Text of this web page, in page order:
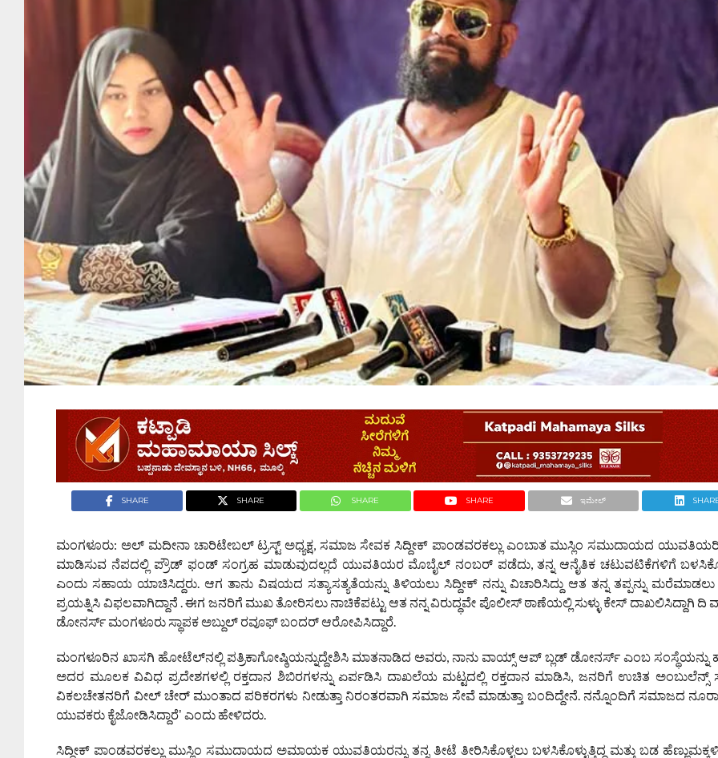
SHARE SHARE SHARE SHARE ಇಮೇಲ್
ಮಂಗಳೂರು: ಅಲ್‌ ಮದೀನಾ ಚಾರಿಟೇಬಲ್ ಟ್ರಸ್ಟ್ ಅಧ್ಯಕ್ಷ, ಸಮಾಜ ಸೇವಕ ಸಿದ್ದೀಕ್ ಪಾಂಡವರಕಲ್ಲು ಎಂಬಾತ ಮುಸ್ಲಿಂ ಸಮುದಾಯದ
ಮಾಡಿಸುವ ನೆಪದಲ್ಲಿ ಪ್ರೌಡ್ ಫಂಡ್‌ ಸಂಗ್ರಹ ಮಾಡುವುದಲ್ಲದೆ ಯುವತಿಯರ ಮೊಬೈಲ್ ನಂಬರ್ ಪಡೆದು, ತನ್ನ ಆನೈತಿಕ ಚಟುವಟಿಕೆಗಳಿಗೆ
ಎಂದು ಸಹಾಯ ಯಾಚಿಸಿದ್ದರು. ಆಗ ತಾನು ವಿಷಯದ ಸತ್ಯಾಸತ್ಯತೆಯನ್ನು ತಿಳಿಯಲು ಸಿದ್ದೀಕ್ ನನ್ನು ವಿಚಾರಿಸಿದ್ದು ಆತ ತನ್ನ ತಪ್ಪನ್ನು ಮರೆಮಾಡಲು
ಪ್ರಯತ್ನಿಸಿ ವಿಫಲವಾಗಿದ್ದಾನೆ . ಈಗ ಜನರಿಗೆ ಮುಖ ತೋರಿಸಲು ನಾಚಿಕೆಪಟ್ಟು ಆತ ನನ್ನ ವಿರುದ್ಧವೇ ಪೊಲೀಸ್‌ ಠಾಣೆಯಲ್ಲಿ ಸುಳ್ಳು ಕೇಸ್ ದಾಖಲಿಸಿದ್ದಾಗಿ ದಿ
ಡೋನರ್ಸ್ ಮಂಗಳೂರು ಸ್ಥಾಪಕ ಅಬ್ದುಲ್ ರವೂಫ್ ಬಂದರ್‌ ಆರೋಪಿಸಿದ್ದಾರೆ.
ಮಂಗಳೂರಿನ ಖಾಸಗಿ ಹೋಟೆಲ್‌ನಲ್ಲಿ ಪತ್ರಿಕಾಗೋಷ್ಠಿಯನ್ನುದ್ದೇಶಿಸಿ ಮಾತನಾಡಿದ ಅವರು, ‌ನಾನು ವಾಯ್ಸ್ ಆಪ್ ಬ್ಲಡ್ ಡೋನರ್ಸ್ ಎಂಬ ಸಂಸ್ಥೆಯನ್ನು
ಅದರ ಮೂಲಕ ವಿವಿಧ ಪ್ರದೇಶಗಳಲ್ಲಿ ರಕ್ತದಾನ ಶಿಬಿರಗಳನ್ನು ಏರ್ಪಡಿಸಿ ದಾಖಲೆಯ ಮಟ್ಟದಲ್ಲಿ ರಕ್ತದಾನ ಮಾಡಿಸಿ, ಜನರಿಗೆ ಉಚಿತ ಅಂಬುಲೆನ್ಸ್
ವಿಕಲಚೇತನರಿಗೆ ವೀಲ್ ಚೇರ್ ಮುಂತಾದ ಪರಿಕರಗಳು ನೀಡುತ್ತಾ ನಿರಂತರವಾಗಿ ಸಮಾಜ ಸೇವೆ ಮಾಡುತ್ತಾ ಬಂದಿದ್ದೇನೆ. ನನ್ನೊಂದಿಗೆ ಸಮಾಜದ
ಯುವಕರು ಕೈಜೋಡಿಸಿದ್ದಾರೆʼ ಎಂದು ಹೇಳಿದರು.
ಸಿದ್ದೀಕ್ ಪಾಂಡವರಕಲ್ಲು ಮುಸ್ಲಿಂ ಸಮುದಾಯದ ಅಮಾಯಕ ಯುವತಿಯರನ್ನು ತನ್ನ ತೀಟೆ ತೀರಿಸಿಕೊಳ್ಳಲು ಬಳಸಿಕೊಳ್ಳುತ್ತಿದ್ದ ಮತ್ತು ಬಡ